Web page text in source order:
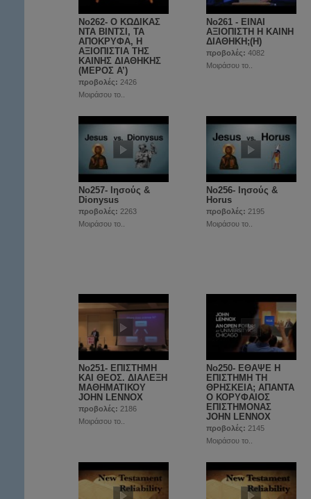
No262- Ο ΚΩΔΙΚΑΣ
ΝΤΑ ΒΙΝΤΣΙ, ΤΑ
ΑΠΟΚΡΥΦΑ, Η
ΑΞΙΟΠΙΣΤΙΑ ΤΗΣ
ΚΑΙΝΗΣ ΔΙΑΘΗΚΗΣ
(ΜΕΡΟΣ A’)
προβολές: 2426
Μοιράσου το..
No261 - ΕΙΝΑΙ
ΑΞΙΟΠΙΣΤΗ Η ΚΑΙΝΗ
ΔΙΑΘΗΚΗ;(Η)
προβολές: 4082
Μοιράσου το..
No257- Ιησούς &
Dionysus
προβολές: 2263
Μοιράσου το..
No256- Ιησούς &
Horus
προβολές: 2195
Μοιράσου το..
No251- ΕΠΙΣΤΗΜΗ
ΚΑΙ ΘΕΟΣ. ΔΙΑΛΕΞΗ
ΜΑΘΗΜΑΤΙΚΟΥ
JOHN LENNOX
προβολές: 2186
Μοιράσου το..
Νο250- ΕΘΑΨΕ Η
ΕΠΙΣΤΗΜΗ ΤΗ
ΘΡΗΣΚΕΙΑ; ΑΠΑΝΤΑ
Ο ΚΟΡΥΦΑΙΟΣ
EΠΙΣΤΗΜΟΝΑΣ
JOHN LENNOX
προβολές: 2145
Μοιράσου το..